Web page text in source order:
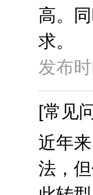
高。
求。
发布
[常见
近年
法，